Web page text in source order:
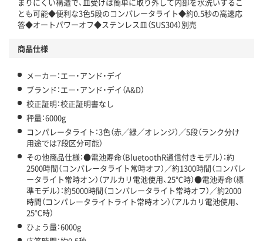
とも可能◆便利な3色5段のコンパレータライト◆約0.5秒の高速応
答◆オートパワーオフ◆ステンレス皿（SUS304）別売
商品仕様
メーカー：エー・アンド・デイ
ブランド：エー・アンド・デイ（A&D）
校正証明：校正証明書なし
秤量：6000g
コンパレータライト：3色（赤／緑／オレンジ）／5段（ランク分け
用途では7段区分可能）
その他商品仕様：●電池寿命（BluetoothR通信付きモデル）：約
2500時間（コンパレータライト常時オフ）／約1300時間（コンパレ
ータライト常時オン）（アルカリ電池使用、25℃時）●電池寿命（標
準モデル）：約5000時間（コンパレータライト常時オフ）／約2000
時間（コンパレータライトライト常時オン）（アルカリ電池使用、
25℃時）
ひょう量：6000g